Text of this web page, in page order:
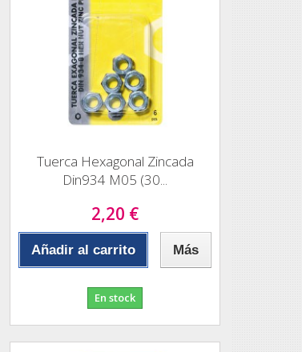
Tuerca Hexagonal Zincada
Din934 M05 (30...
2,20 €
Añadir al carrito Más
En stock